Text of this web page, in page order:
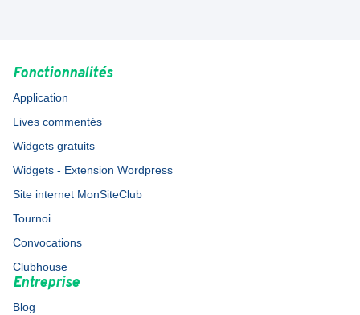
Fonctionnalités
Application
Lives commentés
Widgets gratuits
Widgets - Extension Wordpress
Site internet MonSiteClub
Tournoi
Convocations
Clubhouse
Entreprise
Blog